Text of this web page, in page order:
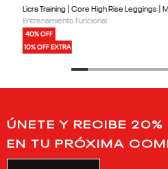
Licra Training | Core High Rise Leggings |
Entrenamiento Funcional
40% OFF
10% OFF EXTRA
ÚNETE Y RECIBE
EN TU PRÓXIMA